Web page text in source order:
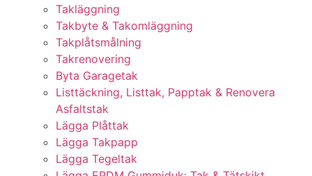
Takläggning
Takbyte & Takomläggning
Takplåtsmålning
Takrenovering
Byta Garagetak
Listtäckning, Listtak, Papptak & Renovera
Asfaltstak
Lägga Plåttak
Lägga Takpapp
Lägga Tegeltak